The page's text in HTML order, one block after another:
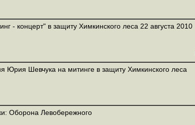
- концерт" в защиту Химкинского леса 22 августа 2010
Юрия Шевчука на митинге в защиту Химкинского леса
Оборона Левобережного